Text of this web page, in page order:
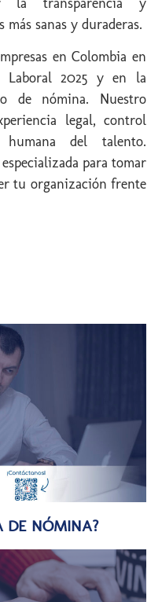
sanas y duraderas.
en Colombia en
Laboral 2025 y en la
de nómina. Nuestro
legal, control
del talento.
para tomar
tu organización frente
DE NÓMINA?